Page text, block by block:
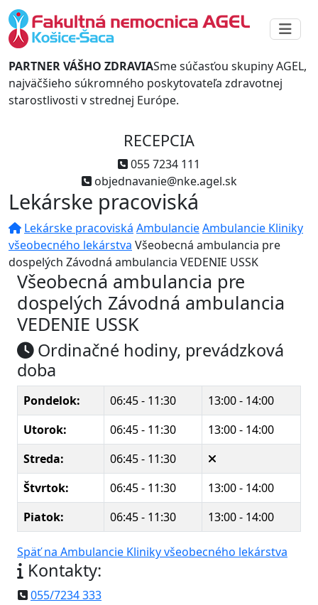
PARTNER VÁŠHO ZDRAVIASme súčasťou skupiny AGEL,
najväčšieho súkromného poskytovateľa zdravotnej
starostlivosti v strednej Európe.
RECEPCIA
055 7234 111
objednavanie@nke.agel.sk
Lekárske pracoviská
Lekárske pracoviská AmbulancieAmbulancie Kliniky
všeobecného lekárstva Všeobecná ambulancia pre
dospelých Závodná ambulancia VEDENIE USSK
Všeobecná ambulancia pre
dospelých Závodná ambulancia
VEDENIE USSK
Ordinačné hodiny, prevádzková
doba
Pondelok: 06:45 - 11:30
13:00 - 14:00
Utorok:
06:45 - 11:30
13:00 - 14:00
Streda:
06:45 - 11:30
Štvrtok:
06:45 - 11:30
13:00 - 14:00
Piatok:
06:45 - 11:30 13:00 - 14:00
Späť na Ambulancie Kliniky všeobecného lekárstva
Kontakty:
055/7234 333